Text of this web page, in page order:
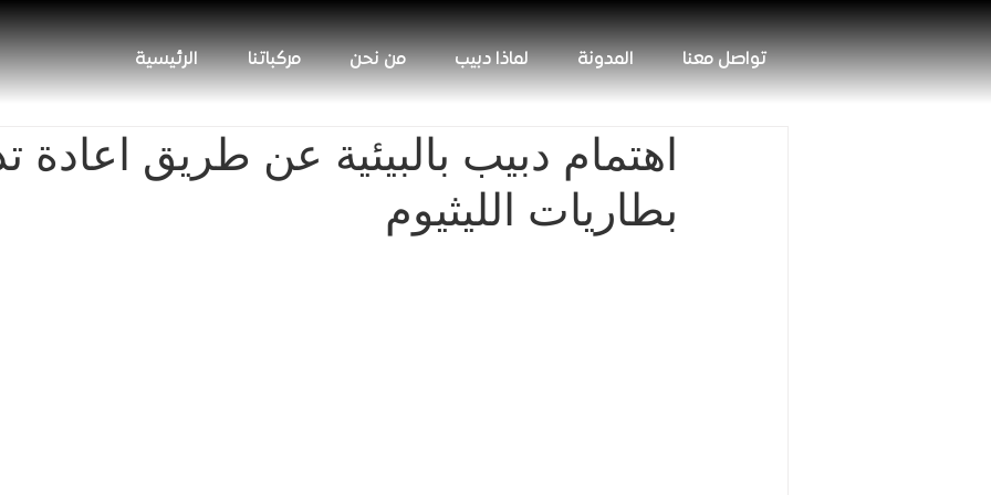
الرئيسية مركباتنا من نحن لماذا دبيب المدونة تواصل معنا
اهتمام دبيب بالبيئية عن طريق اعادة
بطاريات الليثيوم